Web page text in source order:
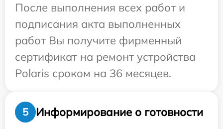
После выполнения всех работ и
подписания акта выполненных
работ Вы получите фирменный
сертификат на ремонт устройства
Polaris сроком на 36 месяцев.
5
Информирование о готовности